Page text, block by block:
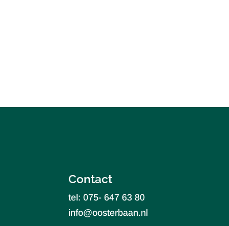
Contact
tel: 075- 647 63 80
info@oosterbaan.nl